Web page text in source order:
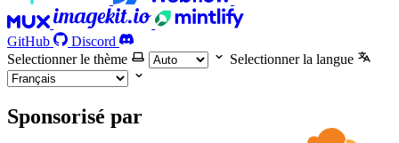
GitHub
Discord
Selectionner le thème
Selectionner la langue
Sponsorisé par